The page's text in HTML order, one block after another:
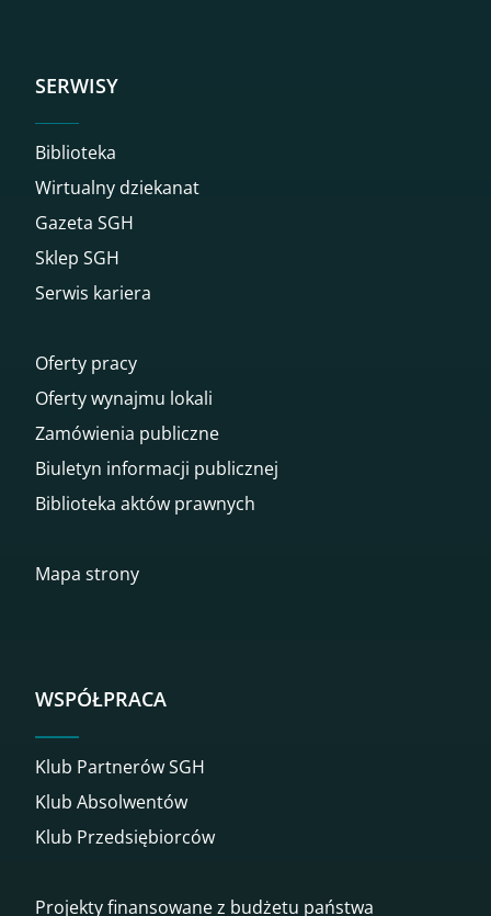
SERWISY
Biblioteka
Wirtualny dziekanat
Gazeta SGH
Sklep SGH
Serwis kariera
Oferty pracy
Oferty wynajmu lokali
Zamówienia publiczne
Biuletyn informacji publicznej
Biblioteka aktów prawnych
Mapa strony
WSPÓŁPRACA
Klub Partnerów SGH
Klub Absolwentów
Klub Przedsiębiorców
Projekty finansowane z budżetu państwa